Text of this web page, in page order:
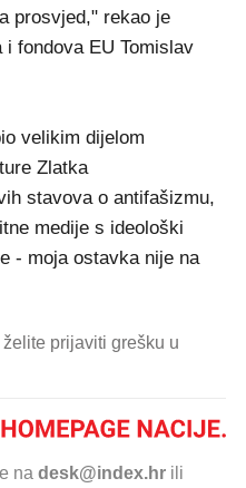
prosvjed," rekao je
fondova EU Tomislav
velikim dijelom
Zlatka
stavova o antifašizmu,
medije s ideološki
- moja ostavka nije na
prijaviti grešku u
na desk@index.hr ili